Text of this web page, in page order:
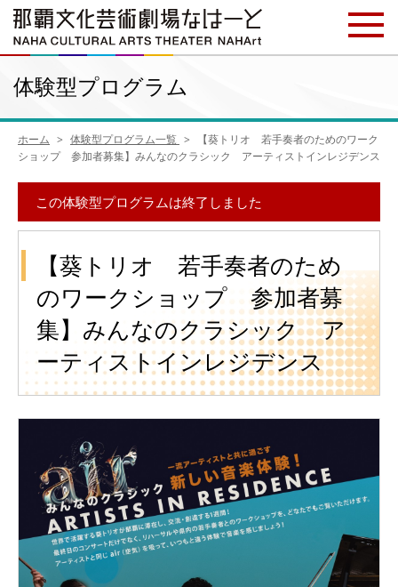
体験型プログラム
ホーム 体験型プログラム一覧
【葵トリオ 若手奏者のためのワーク
ショップ 参加者募集】みんなのクラシック アーティストインレジデンス
この体験型プログラムは終了しました
【葵トリオ 若手奏者のため
のワークショップ 参加者募
集】みんなのクラシック ア
ーティストインレジデンス